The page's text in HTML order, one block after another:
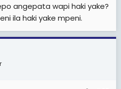
angepata wapi haki yake?
ila haki yake mpeni.